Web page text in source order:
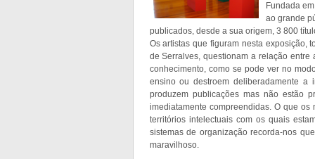
Fundada
ao grande
publicados, desde a sua origem, 3 800
Os artistas que figuram nesta exposição,
de Serralves, questionam a relação
conhecimento, como se pode ver no
ensino ou destroem deliberadamente a
produzem publicações mas não estão
imediatamente compreendidas. O que
territórios intelectuais com os quais
sistemas de organização recorda-nos
maravilhoso.